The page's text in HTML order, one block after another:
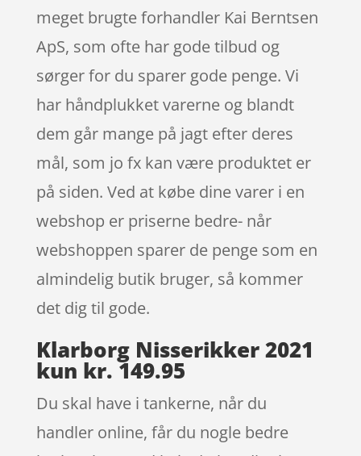
meget brugte forhandler Kai Berntsen
ApS, som ofte har gode tilbud og
sørger for du sparer gode penge. Vi
har håndplukket varerne og blandt
dem går mange på jagt efter deres
mål, som jo fx kan være produktet er
på siden. Ved at købe dine varer i en
webshop er priserne bedre- når
webshoppen sparer de penge som en
almindelig butik bruger, så kommer
det dig til gode.
Klarborg Nisserikker 2021
kun kr. 149.95
Du skal have i tankerne, når du
handler online, får du nogle bedre